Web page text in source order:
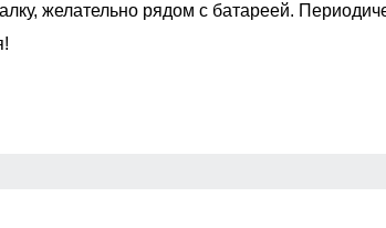
Внутренние швы
желательно рядом с батареей.